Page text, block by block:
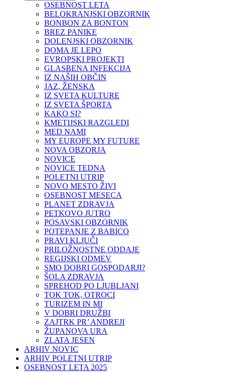
OSEBNOST LETA
BELOKRANJSKI OBZORNIK
BONBON ZA BONTON
BREZ PANIKE
DOLENJSKI OBZORNIK
DOMA JE LEPO
EVROPSKI PROJEKTI
GLASBENA INFEKCIJA
IZ NAŠIH OBČIN
JAZ, ŽENSKA
IZ SVETA KULTURE
IZ SVETA ŠPORTA
KAKO SI?
KMETIJSKI RAZGLEDI
MED NAMI
MY EUROPE MY FUTURE
NOVA OBZORJA
NOVICE
NOVICE TEDNA
POLETNI UTRIP
NOVO MESTO ŽIVI
OSEBNOST MESECA
PLANET ZDRAVJA
PETKOVO JUTRO
POSAVSKI OBZORNIK
POTEPANJE Z BABICO
PRAVI KLJUČI
PRILOŽNOSTNE ODDAJE
REGIJSKI ODMEV
SMO DOBRI GOSPODARJI?
ŠOLA ZDRAVJA
SPREHOD PO LJUBLJANI
TOK TOK, OTROCI
TURIZEM IN MI
V DOBRI DRUŽBI
ZAJTRK PR’ ANDREJI
ŽUPANOVA URA
ZLATA JESEN
ARHIV NOVIC
ARHIV POLETNI UTRIP
OSEBNOST LETA 2025